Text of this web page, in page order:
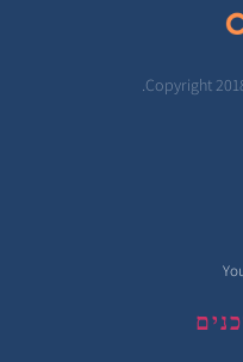
Copyright